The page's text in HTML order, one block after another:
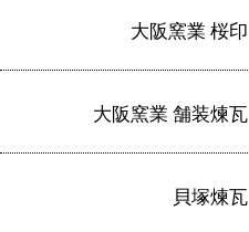
大阪窯業 桜印
大阪窯業 舗装煉瓦
貝塚煉瓦